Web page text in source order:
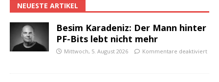
NEUESTE ARTIKEL
Besim Karadeniz: Der Mann hinter
PF-Bits lebt nicht mehr
Mittwoch, 5. August 2026 Kommentare deaktiviert